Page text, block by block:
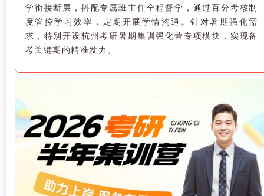
学衔接断层，搭配专属班主任全程督学，通过百分考核制
度管控学习效率，定期开展学情沟通。针对暑期强化需
求，特别开设杭州考研暑期集训强化营专项模块，实现备
考关键期的精准发力。